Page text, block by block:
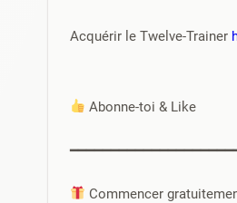
Acquérir le Twelve-Trainer
Abonne-toi & Like
Commencer